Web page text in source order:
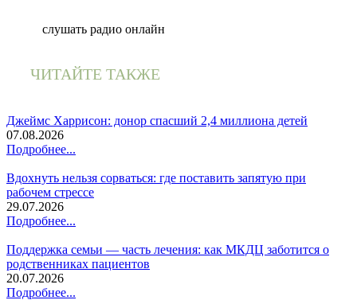
слушать радио онлайн
ЧИТАЙТЕ ТАКЖЕ
Джеймс Харрисон: донор спасший 2,4 миллиона детей
07.08.2026
Подробнее...
Вдохнуть нельзя сорваться: где поставить запятую при
рабочем стрессе
29.07.2026
Подробнее...
Поддержка семьи — часть лечения: как МКДЦ заботится о
родственниках пациентов
20.07.2026
Подробнее...